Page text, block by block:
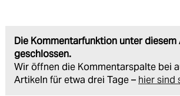
Die Kommentarfunktion unter
geschlossen.
Wir öffnen die Kommentarspalte bei
Artikeln für etwa drei Tage – hier sind